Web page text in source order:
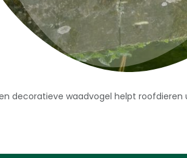
decoratieve waadvogel helpt roofdieren